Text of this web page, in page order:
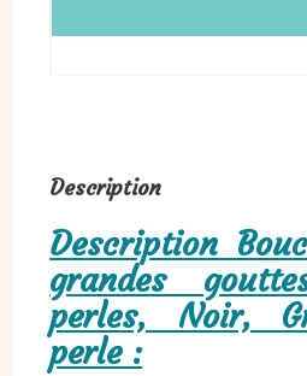
Description
Description
grandes
perles, Noir,
perle :